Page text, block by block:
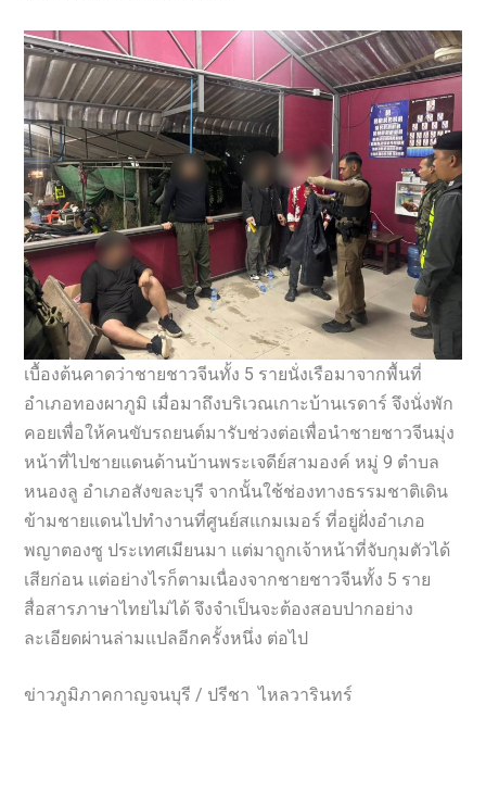
เบื้องต้นคาดว่าชายชาวจีนทั้ง 5 รายนั่งเรือมาจากพื้นที่
อำเภอทองผาภูมิ เมื่อมาถึงบริเวณเกาะบ้านเรดาร์ จึงนั่งพัก
คอยเพื่อให้คนขับรถยนต์มารับช่วงต่อเพื่อนำชายชาวจีนมุ่ง
หน้าที่ไปชายแดนด้านบ้านพระเจดีย์สามองค์ หมู่ 9 ตำบล
หนองลู อำเภอสังขละบุรี จากนั้นใช้ช่องทางธรรมชาติเดิน
ข้ามชายแดนไปทำงานที่ศูนย์สแกมเมอร์ ที่อยู่ฝั่งอำเภอ
พญาตองซู ประเทศเมียนมา แต่มาถูกเจ้าหน้าที่จับกุมตัวได้
เสียก่อน แต่อย่างไรก็ตามเนื่องจากชายชาวจีนทั้ง 5 ราย
สื่อสารภาษาไทยไม่ได้ จึงจำเป็นจะต้องสอบปากอย่าง
ละเอียดผ่านล่ามแปลอีกครั้งหนึ่ง ต่อไป
ข่าวภูมิภาคกาญจนบุรี / ปรีชา ไหลวารินทร์